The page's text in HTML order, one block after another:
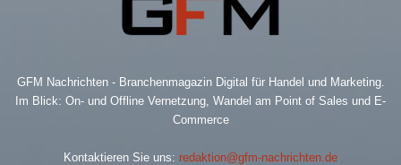
GFM Nachrichten - Branchenmagazin Digital für Handel und Marketing.
Im Blick: On- und Offline Vernetzung, Wandel am Point of Sales und E-
Commerce
Kontaktieren Sie uns: redaktion@gfm-nachrichten.de